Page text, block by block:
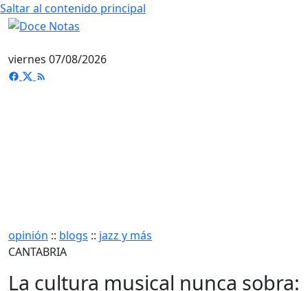
Saltar al contenido principal
viernes 07/08/2026
opinión :: blogs :: jazz y más
CANTABRIA
La cultura musical nunca sobra: